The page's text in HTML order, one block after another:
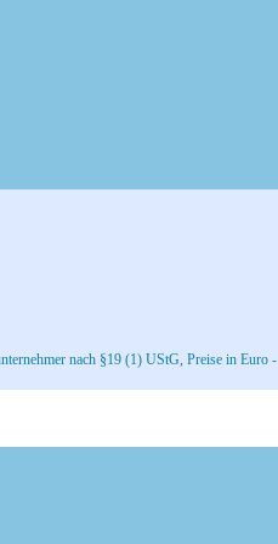
nach §19 (1) UStG, Preise in Euro -